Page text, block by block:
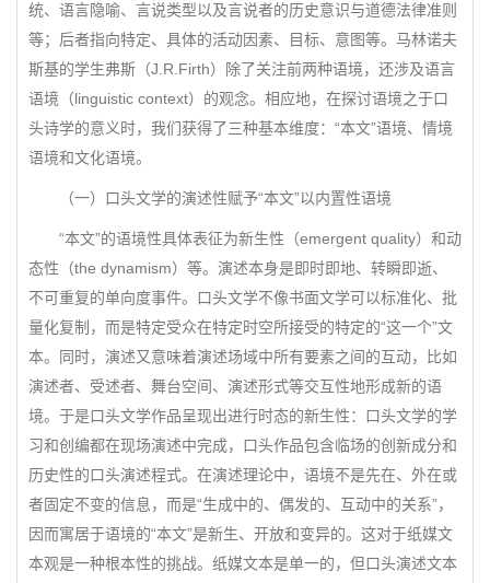
统、语言隐喻、言说类型以及言说者的历史意识与道德法律准则
等；后者指向特定、具体的活动因素、目标、意图等。马林诺夫
斯基的学生弗斯（J.R.Firth）除了关注前两种语境，还涉及语言
语境（linguistic context）的观念。相应地，在探讨语境之于口
头诗学的意义时，我们获得了三种基本维度：“本文”语境、情境
语境和文化语境。
（一）口头文学的演述性赋予“本文”以内置性语境
“本文”的语境性具体表征为新生性（emergent quality）和动
态性（the dynamism）等。演述本身是即时即地、转瞬即逝、
不可重复的单向度事件。口头文学不像书面文学可以标准化、批
量化复制，而是特定受众在特定时空所接受的特定的“这一个”文
本。同时，演述又意味着演述场域中所有要素之间的互动，比如
演述者、受述者、舞台空间、演述形式等交互性地形成新的语
境。于是口头文学作品呈现出进行时态的新生性：口头文学的学
习和创编都在现场演述中完成，口头作品包含临场的创新成分和
历史性的口头演述程式。在演述理论中，语境不是先在、外在或
者固定不变的信息，而是“生成中的、偶发的、互动中的关系”，
因而寓居于语境的“本文”是新生、开放和变异的。这对于纸媒文
本观是一种根本性的挑战。纸媒文本是单一的，但口头演述文本